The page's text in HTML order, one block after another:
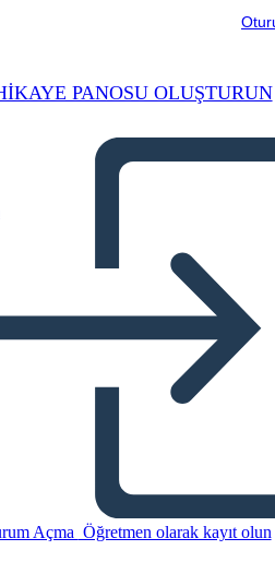
PANOSU OLUŞTURUN
Açma Öğretmen olarak kayıt olun
Cina Antica